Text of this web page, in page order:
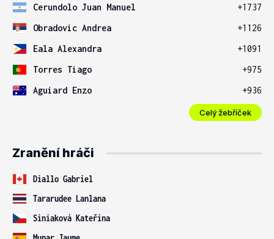
Cerundolo Juan Manuel
+1737
Obradovic Andrea
+1126
Eala Alexandra
+1091
Torres Tiago
+975
Aguiard Enzo
+936
Celý žebříček
Zranění hráči
Diallo Gabriel
Tararudee Lanlana
Siniaková Kateřina